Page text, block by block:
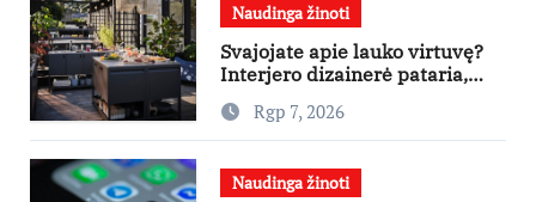
Naudinga žinoti
Svajojate apie lauko virtuvę?
Interjero dizainerė pataria,
nuo ko pradėti
Rgp 7, 2026
Naudinga žinoti